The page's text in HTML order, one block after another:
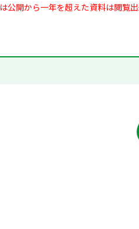
公開から一年を超えた資料は閲覧出